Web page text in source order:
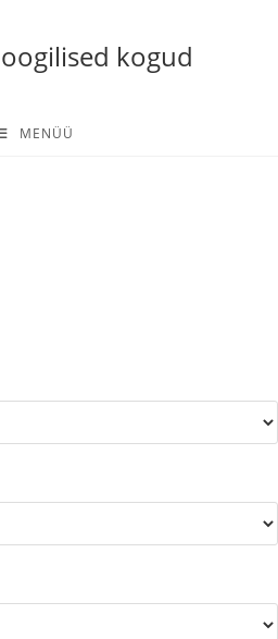
kogud
MENÜÜ